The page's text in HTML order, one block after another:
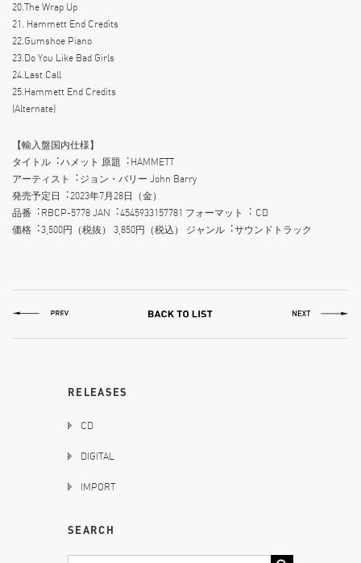
20.The Wrap Up
21. Hammett End Credits
22.Gumshoe Piano
23.Do You Like Bad Girls
24.Last Call
25.Hammett End Credits
(Alternate)
【輸入盤国内仕様】
タイトル︓ハメット 原題︓HAMMETT
アーティスト︓ジョン・バリー John Barry
発売予定⽇︓2023年7月28⽇（⾦）
品番︓RBCP-5778 JAN︓4545933157781 フォーマット︓ CD
価格︓3,500円（税抜） 3,850円（税込） ジャンル︓サウンドトラック
RELEASES
CD
DIGITAL
IMPORT
SEARCH